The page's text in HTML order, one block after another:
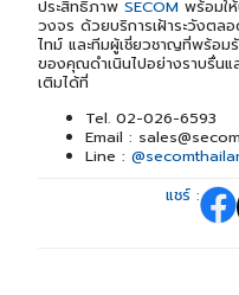
ประสิทธิภาพ SECOM พร้อมใ
วงจร ด้วยบริการเฝ้าระวังตล
ไทม์ และทีมผู้เชี่ยวชาญที่พร้อม
ของคุณดำเนินไปอย่างราบรื่น
เติมได้ที่
Tel. 02-026-6593
Email :
Line :
แชร์ :